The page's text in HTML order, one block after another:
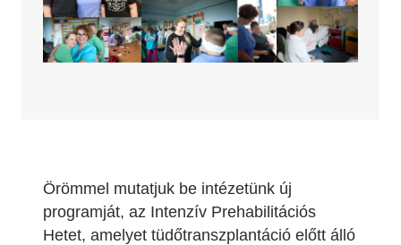
Örömmel mutatjuk be intézetünk új
programját, az Intenzív Prehabilitációs
Hetet, amelyet tüdőtranszplantáció előtt álló